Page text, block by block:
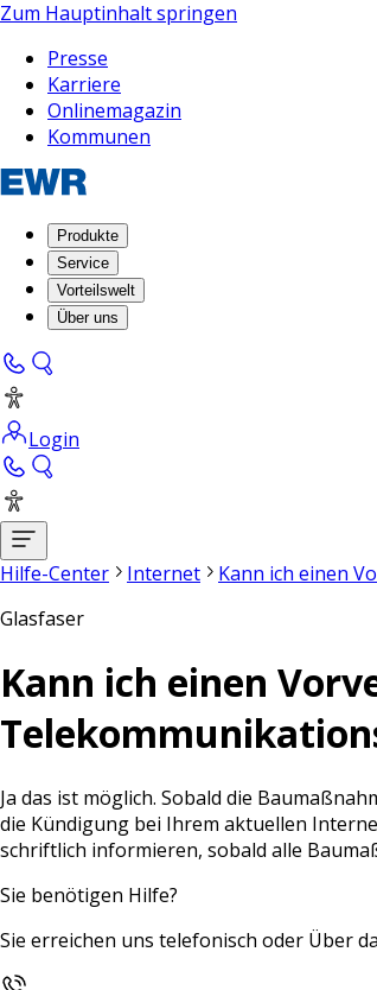
Zum Hauptinhalt springen
Presse
Karriere
Onlinemagazin
Kommunen
Produkte
Service
Vorteilswelt
Über uns
Login
Hilfe-Center Internet
Kann ich einen
Glasfaser
Kann ich einen
Ja das ist möglich. Sobald die
die Kündigung bei Ihrem aktuellen
schriftlich informieren, sobald alle
Sie benötigen Hilfe?
Sie erreichen uns telefonisch oder Über